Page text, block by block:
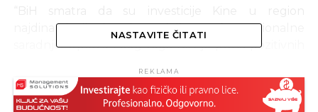
najdinamičnija i najznačajnija stavka regionalne
saradnje. Upravo zbog toga BiH je puna pozitivnih
ovoj platformi dobrodošli. BiH želi da čuje da je na
početku ovog procesa i da će se iz toga razviti novi
NASTAVITE ČITATI
REKLAMA